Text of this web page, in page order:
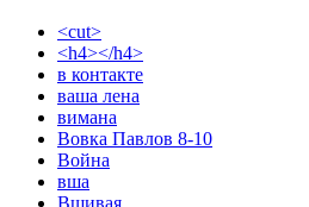
<cut>
<h4></h4>
в контакте
ваша лена
вимана
Вовка Павлов 8-10
Война
вша
Вшивая